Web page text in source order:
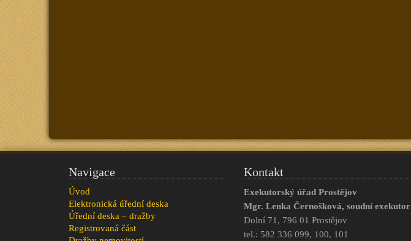
Navigace
Úvod
Elektronická úřední deska
Úřední deska – dražby
Registrovaná část
Kontakt
Exekutorský úřad Prostějov
Mgr. Lenka Černošková, soudní exekutor
Dolní 71, 796 01 Prostějov
tel.: 582 336 099, 100, 101